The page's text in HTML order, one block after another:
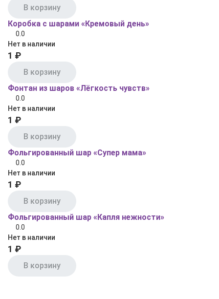
В корзину
Коробка с шарами «Кремовый день»
0.0
Нет в наличии
1 ₽
В корзину
Фонтан из шаров «Лёгкость чувств»
0.0
Нет в наличии
1 ₽
В корзину
Фольгированный шар «Супер мама»
0.0
Нет в наличии
1 ₽
В корзину
Фольгированный шар «Капля нежности»
0.0
Нет в наличии
1 ₽
В корзину